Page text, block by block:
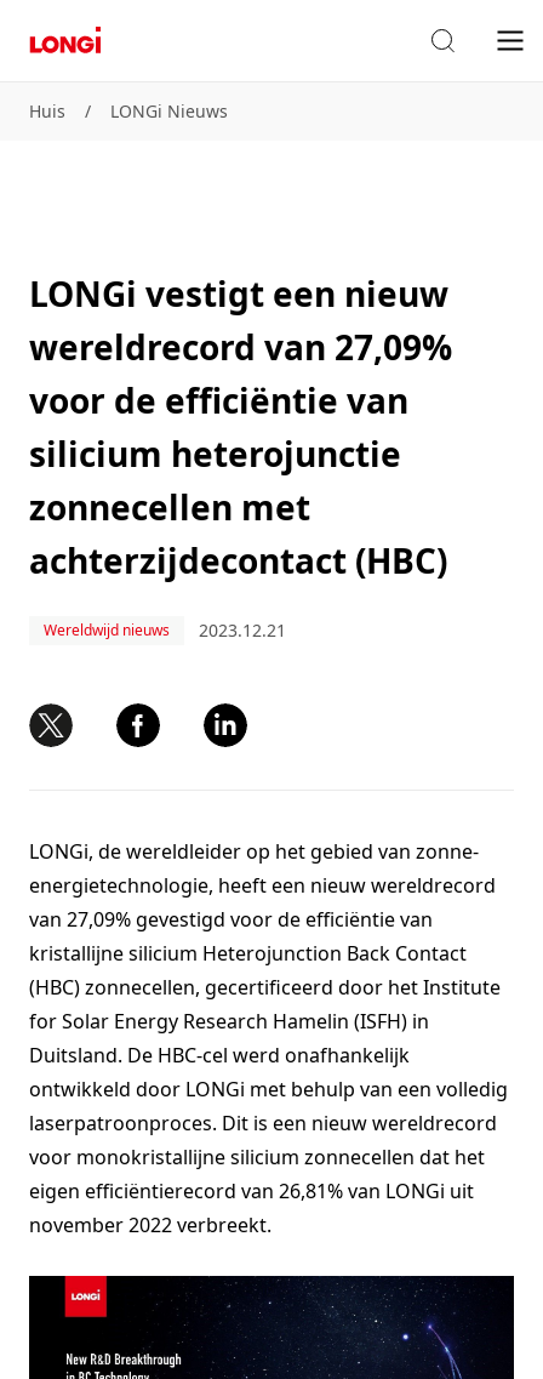
Huis / LONGi Nieuws
LONGi vestigt een nieuw
wereldrecord van 27,09%
voor de efficiëntie van
silicium heterojunctie
zonnecellen met
achterzijdecontact (HBC)
Wereldwijd nieuws 2023.12.21
LONGi, de wereldleider op het gebied van zonne-
energietechnologie, heeft een nieuw wereldrecord
van 27,09% gevestigd voor de efficiëntie van
kristallijne silicium Heterojunction Back Contact
(HBC) zonnecellen, gecertificeerd door het Institute
for Solar Energy Research Hamelin (ISFH) in
Duitsland. De HBC-cel werd onafhankelijk
ontwikkeld door LONGi met behulp van een volledig
laserpatroonproces. Dit is een nieuw wereldrecord
voor monokristallijne silicium zonnecellen dat het
eigen efficiëntierecord van 26,81% van LONGi uit
november 2022 verbreekt.